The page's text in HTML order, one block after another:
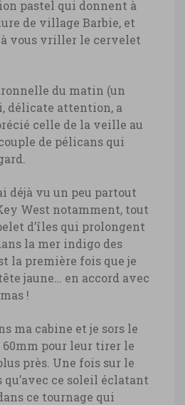
pastel qui donnent à
de village Barbie, et
à vous vriller le cervelet
du matin (un
délicate attention, a
celle de la veille au
de pélicans qui
déjà vu un peu partout
West notamment, tout
d’îles qui prolongent
la mer indigo des
la première fois que je
jaune… en accord avec
!
ma cabine et je sors le
60mm pour leur tirer le
près. Une fois sur le
qu’avec ce soleil éclatant
ce tournage qui